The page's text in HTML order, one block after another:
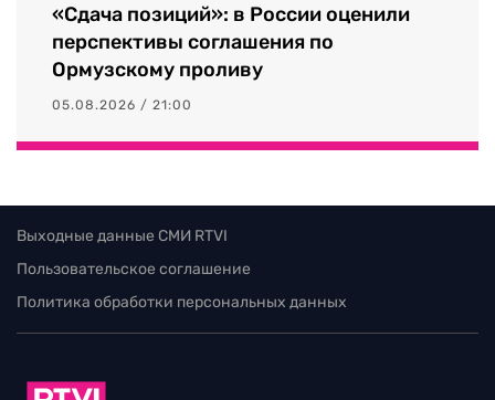
«Сдача позиций»: в России оценили
перспективы соглашения по
Ормузскому проливу
05.08.2026 / 21:00
Выходные данные СМИ RTVI
Пользовательское соглашение
Политика обработки персональных данных